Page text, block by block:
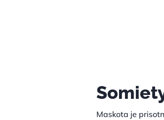
Maskota je